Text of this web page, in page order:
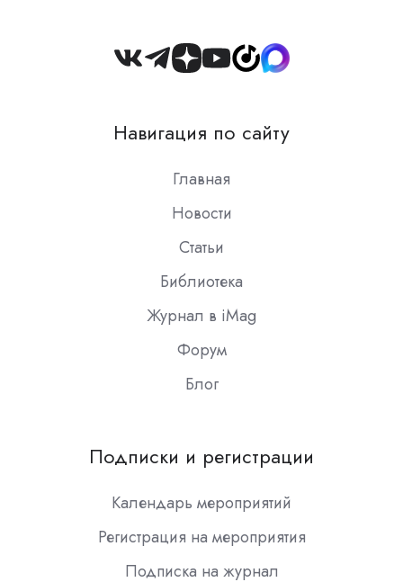
Join
Slack
Навигация по сайту
Главная
Новости
Статьи
Библиотека
Журнал в iMag
Форум
Блог
Подписки и регистрации
Календарь мероприятий
Регистрация на мероприятия
Подписка на журнал